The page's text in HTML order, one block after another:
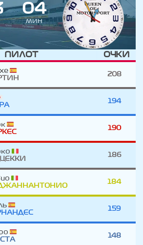
04
МИН
ПИЛОТ ОЧКИ
208
194
190
186
184
159
148